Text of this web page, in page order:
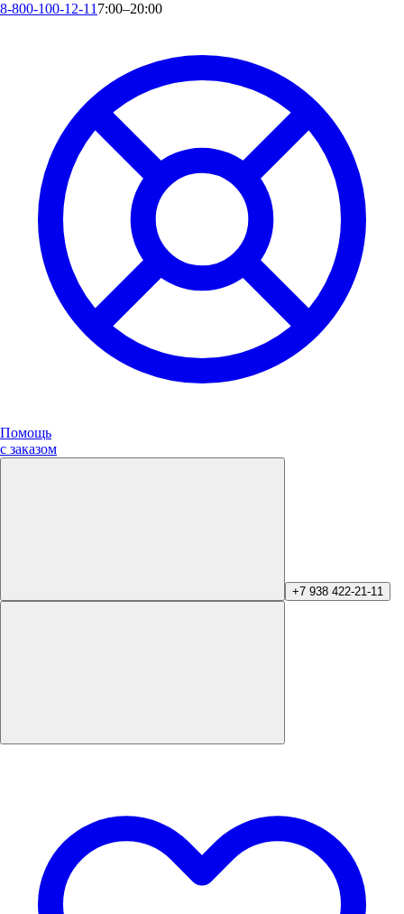
8-800-100-12-11 7:00–20:00
Помощь
с заказом
+7 938 422-21-11